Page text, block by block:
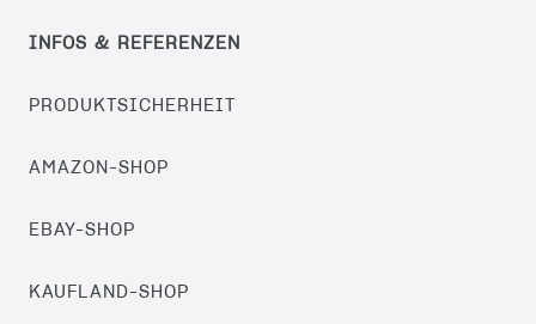
INFOS & REFERENZEN
PRODUKTSICHERHEIT
AMAZON-SHOP
EBAY-SHOP
KAUFLAND-SHOP